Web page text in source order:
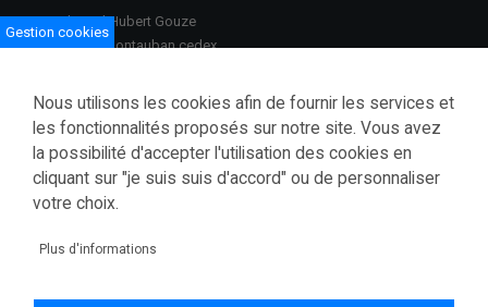
100 Boulevard Hubert Gouze
BP 783 82013 Montauban cedex
Tél.: 05 63 91 82 00
Fax.: 05 63 03 28 52
courrier@tarnetgaronne.fr
Politique de confidentialité
Gestion cookies
Nous utilisons les cookies afin de fournir les services et
les fonctionnalités proposés sur notre site. Vous avez
la possibilité d'accepter l'utilisation des cookies en
cliquant sur "je suis suis d'accord" ou de personnaliser
votre choix.
Plus d'informations